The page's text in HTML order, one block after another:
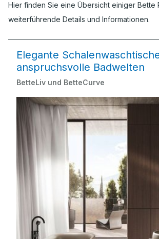
Hier finden Sie eine Übersicht einiger Bette
weiterführende Details und Informationen.
Elegante
anspruchsvolle Badwelten
BetteLiv und BetteCurve